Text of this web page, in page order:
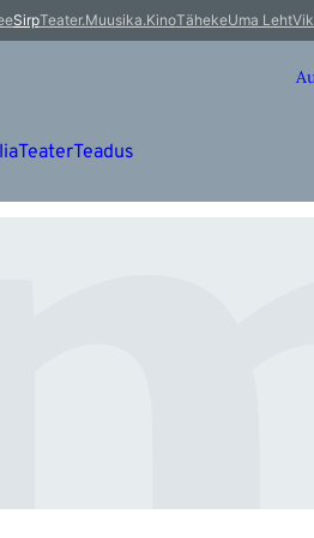
SirpTeater.Muusika.KinoTähekeUma Leht
TeaterTeadus